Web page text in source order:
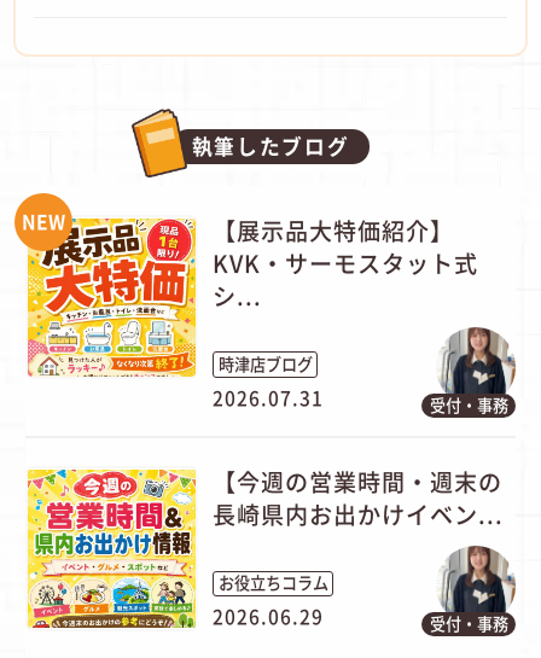
執筆したブログ
NEW
【展示品大特価紹介】
KVK・サーモスタット式
シ...
時津店ブログ
2026.07.31 受付・事務
【今週の営業時間・週末の
長崎県内お出かけイベン...
お役立ちコラム
2026.06.29 受付・事務